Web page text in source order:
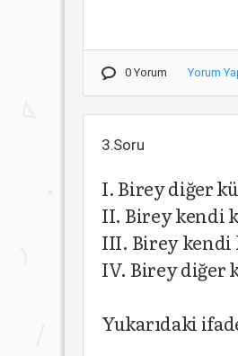
0 Yorum Yorum
3.Soru
I. Birey diğer
II. Birey kendi
III. Birey kendi
IV. Birey diğer
Yukarıdaki